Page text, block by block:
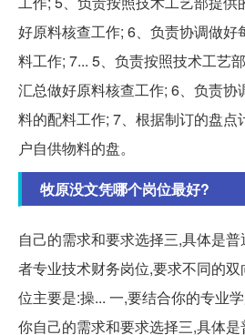
好原料核查工作; 6、负责协调做好
料工作; 7... 5、负责按照技术工艺
汇总做好原料核查工作; 6、负责协
料的配料工作; 7、根据制订的盘点
户自供物料的盘。
牧原没文凭哪个岗位最好?
自己的需求和要求选择三,具体是
者专业技术财务岗位,要求不同的
位主要是:操... 一,要结合你的专业
你自己的需求和要求选择三,具体